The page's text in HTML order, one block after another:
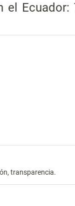
el Ecuador:
transparencia.